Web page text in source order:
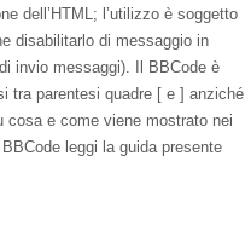
dell’HTML; l’utilizzo è soggetto
disabilitarlo di messaggio in
invio messaggi). Il BBCode è
tra parentesi quadre [ e ] anziché
cosa e come viene mostrato nei
leggi la guida presente